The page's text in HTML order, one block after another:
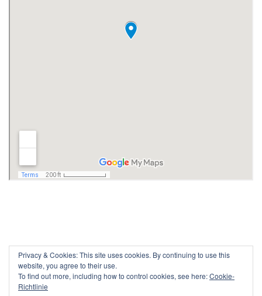
Powered by WordPress /
Privacy & Cookies: This site uses cookies. By continuing to use this
website, you agree to their use.
To find out more, including how to control cookies, see here:Cookie-
Richtlinie